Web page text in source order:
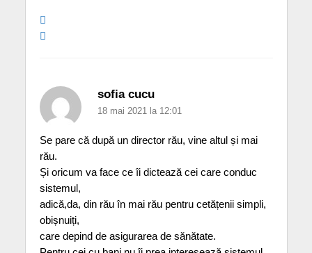
sofia cucu
18 mai 2021 la 12:01
Se pare că după un director rău, vine altul și mai
rău.
Și oricum va face ce îi dictează cei care conduc
sistemul,
adică,da, din rău în mai rău pentru cetățenii simpli,
obișnuiți,
care depind de asigurarea de sănătate.